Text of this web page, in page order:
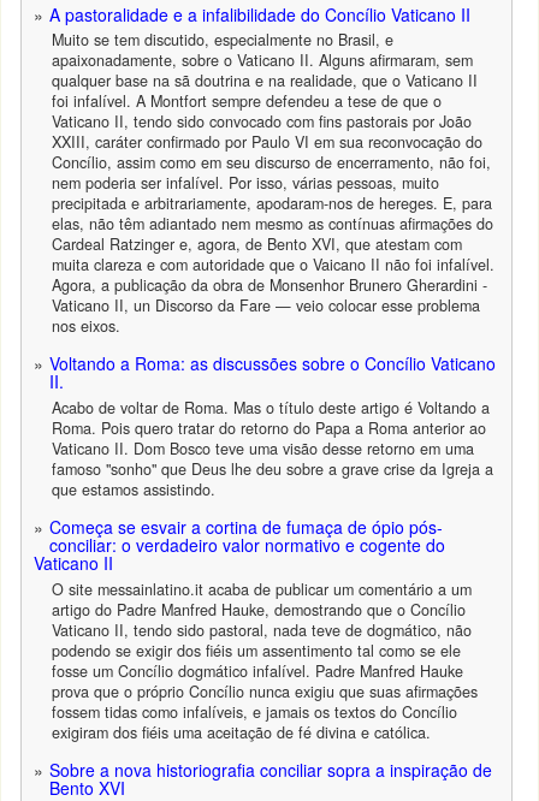
A pastoralidade e a infalibilidade do Concílio Vaticano II
Muito se tem discutido, especialmente no Brasil, e
apaixonadamente, sobre o Vaticano II. Alguns afirmaram, sem
qualquer base na sã doutrina e na realidade, que o Vaticano II
foi infalível. A Montfort sempre defendeu a tese de que o
Vaticano II, tendo sido convocado com fins pastorais por João
XXIII, caráter confirmado por Paulo VI em sua reconvocação do
Concílio, assim como em seu discurso de encerramento, não foi,
nem poderia ser infalível. Por isso, várias pessoas, muito
precipitada e arbitrariamente, apodaram-nos de hereges. E, para
elas, não têm adiantado nem mesmo as contínuas afirmações do
Cardeal Ratzinger e, agora, de Bento XVI, que atestam com
muita clareza e com autoridade que o Vaicano II não foi infalível.
Agora, a publicação da obra de Monsenhor Brunero Gherardini -
Vaticano II, un Discorso da Fare — veio colocar esse problema
nos eixos.
Voltando a Roma: as discussões sobre o Concílio Vaticano
II.
Acabo de voltar de Roma. Mas o título deste artigo é Voltando a
Roma. Pois quero tratar do retorno do Papa a Roma anterior ao
Vaticano II. Dom Bosco teve uma visão desse retorno em uma
famoso "sonho" que Deus lhe deu sobre a grave crise da Igreja a
que estamos assistindo.
Começa se esvair a cortina de fumaça de ópio pós-
conciliar: o verdadeiro valor normativo e cogente do
Vaticano II
O site messainlatino.it acaba de publicar um comentário a um
artigo do Padre Manfred Hauke, demostrando que o Concílio
Vaticano II, tendo sido pastoral, nada teve de dogmático, não
podendo se exigir dos fiéis um assentimento tal como se ele
fosse um Concílio dogmático infalível. Padre Manfred Hauke
prova que o próprio Concílio nunca exigiu que suas afirmações
fossem tidas como infalíveis, e jamais os textos do Concílio
exigiram dos fiéis uma aceitação de fé divina e católica.
Sobre a nova historiografia conciliar sopra a inspiração de
Bento XVI